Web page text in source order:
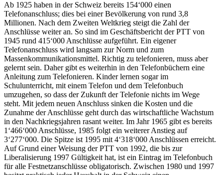
Ab 1925 haben in der Schweiz bereits 154‘000 einen
Telefonanschluss; dies bei einer Bevölkerung von rund 3,8
Millionen. Nach dem Zweiten Weltkrieg steigt die Zahl der
Anschlüsse weiter an. So sind im Geschäftsbericht der PTT von
1945 rund 415‘000 Anschlüsse aufgeführt. Ein eigener
Telefonanschluss wird langsam zur Norm und zum
Massenkommunikationsmittel. Richtig zu telefonieren, muss aber
gelernt sein. Daher gibt es weiterhin in den Telefonbüchern eine
Anleitung zum Telefonieren. Kinder lernen sogar im
Schulunterricht, mit einem Telefon und dem Telefonbuch
umzugehen, so dass der Zukunft der Telefonie nichts im Wege
steht. Mit jedem neuen Anschluss sinken die Kosten und die
Zunahme der Anschlüsse geht durch das wirtschaftliche Wachstum
in den Nachkriegsjahren rasant weiter. Im Jahr 1965 gibt es bereits
1‘466‘000 Anschlüsse, 1985 folgt ein weiterer Anstieg auf
3‘277‘000. Die Spitze ist 1995 mit 4‘318‘000 Anschlüssen erreicht.
Auf Grund einer Weisung der PTT von 1992, die bis zur
Liberalisierung 1997 Gültigkeit hat, ist ein Eintrag im Telefonbuch
für alle Festnetzanschlüsse obligatorisch. Zwischen 1980 und 1997